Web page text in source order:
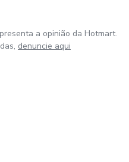
a opinião da Hotmart.
denuncie aqui